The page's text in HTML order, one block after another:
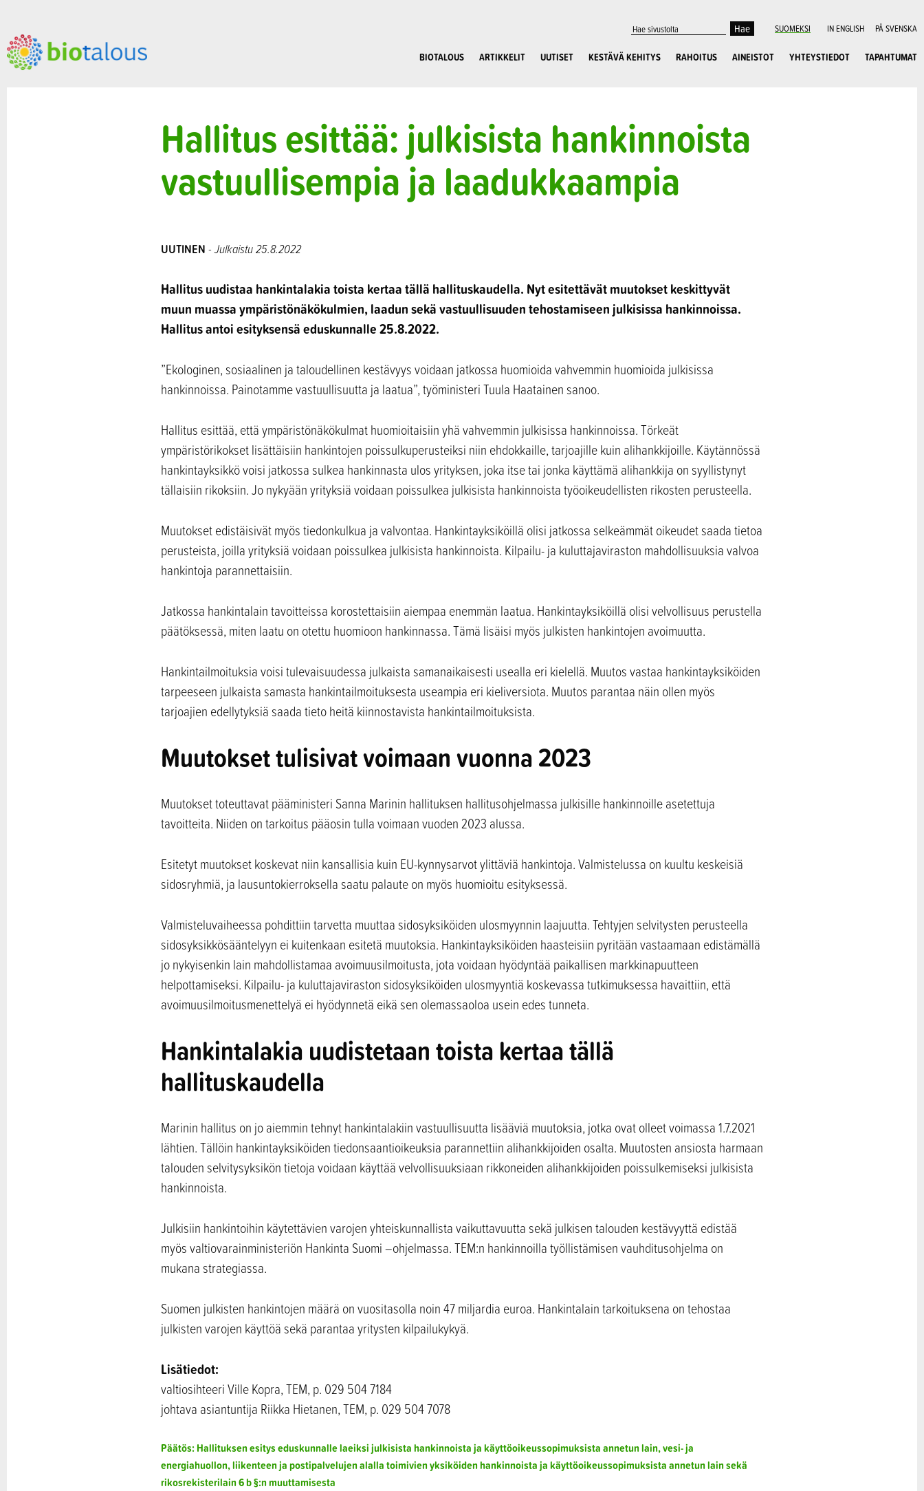
SUOMEKSI IN ENGLISH PÅ SVENSKA
BIOTALOUS ARTIKKELIT UUTISET KESTÄVÄ KEHITYS RAHOITUS AINEISTOT YHTEYSTIEDOT TAPAHTUMAT
Hallitus esittää: julkisista hankinnoista
vastuullisempia ja laadukkaampia
UUTINEN - Julkaistu 25.8.2022
Hallitus uudistaa hankintalakia toista kertaa tällä hallituskaudella. Nyt esitettävät muutokset keskittyvät
muun muassa ympäristönäkökulmien, laadun sekä vastuullisuuden tehostamiseen julkisissa hankinnoissa.
Hallitus antoi esityksensä eduskunnalle 25.8.2022.
”Ekologinen, sosiaalinen ja taloudellinen kestävyys voidaan jatkossa huomioida vahvemmin huomioida julkisissa
hankinnoissa. Painotamme vastuullisuutta ja laatua”, työministeri Tuula Haatainen sanoo.
Hallitus esittää, että ympäristönäkökulmat huomioitaisiin yhä vahvemmin julkisissa hankinnoissa. Törkeät
ympäristörikokset lisättäisiin hankintojen poissulkuperusteiksi niin ehdokkaille, tarjoajille kuin alihankkijoille. Käytännössä
hankintayksikkö voisi jatkossa sulkea hankinnasta ulos yrityksen, joka itse tai jonka käyttämä alihankkija on syyllistynyt
tällaisiin rikoksiin. Jo nykyään yrityksiä voidaan poissulkea julkisista hankinnoista työoikeudellisten rikosten perusteella.
Muutokset edistäisivät myös tiedonkulkua ja valvontaa. Hankintayksiköillä olisi jatkossa selkeämmät oikeudet saada tietoa
perusteista, joilla yrityksiä voidaan poissulkea julkisista hankinnoista. Kilpailu- ja kuluttajaviraston mahdollisuuksia valvoa
hankintoja parannettaisiin.
Jatkossa hankintalain tavoitteissa korostettaisiin aiempaa enemmän laatua. Hankintayksiköillä olisi velvollisuus perustella
päätöksessä, miten laatu on otettu huomioon hankinnassa. Tämä lisäisi myös julkisten hankintojen avoimuutta.
Hankintailmoituksia voisi tulevaisuudessa julkaista samanaikaisesti usealla eri kielellä. Muutos vastaa hankintayksiköiden
tarpeeseen julkaista samasta hankintailmoituksesta useampia eri kieliversiota. Muutos parantaa näin ollen myös
tarjoajien edellytyksiä saada tieto heitä kiinnostavista hankintailmoituksista.
Muutokset tulisivat voimaan vuonna 2023
Muutokset toteuttavat pääministeri Sanna Marinin hallituksen hallitusohjelmassa julkisille hankinnoille asetettuja
tavoitteita. Niiden on tarkoitus pääosin tulla voimaan vuoden 2023 alussa.
Esitetyt muutokset koskevat niin kansallisia kuin EU-kynnysarvot ylittäviä hankintoja. Valmistelussa on kuultu keskeisiä
sidosryhmiä, ja lausuntokierroksella saatu palaute on myös huomioitu esityksessä.
Valmisteluvaiheessa pohdittiin tarvetta muuttaa sidosyksiköiden ulosmyynnin laajuutta. Tehtyjen selvitysten perusteella
sidosyksikkösääntelyyn ei kuitenkaan esitetä muutoksia. Hankintayksiköiden haasteisiin pyritään vastaamaan edistämällä
jo nykyisenkin lain mahdollistamaa avoimuusilmoitusta, jota voidaan hyödyntää paikallisen markkinapuutteen
helpottamiseksi. Kilpailu- ja kuluttajaviraston sidosyksiköiden ulosmyyntiä koskevassa tutkimuksessa havaittiin, että
avoimuusilmoitusmenettelyä ei hyödynnetä eikä sen olemassaoloa usein edes tunneta.
Hankintalakia uudistetaan toista kertaa tällä
hallituskaudella
Marinin hallitus on jo aiemmin tehnyt hankintalakiin vastuullisuutta lisääviä muutoksia, jotka ovat olleet voimassa 1.7.2021
lähtien. Tällöin hankintayksiköiden tiedonsaantioikeuksia parannettiin alihankkijoiden osalta. Muutosten ansiosta harmaan
talouden selvitysyksikön tietoja voidaan käyttää velvollisuuksiaan rikkoneiden alihankkijoiden poissulkemiseksi julkisista
hankinnoista.
Julkisiin hankintoihin käytettävien varojen yhteiskunnallista vaikuttavuutta sekä julkisen talouden kestävyyttä edistää
myös valtiovarainministeriön Hankinta Suomi –ohjelmassa. TEM:n hankinnoilla työllistämisen vauhditusohjelma on
mukana strategiassa.
Suomen julkisten hankintojen määrä on vuositasolla noin 47 miljardia euroa. Hankintalain tarkoituksena on tehostaa
julkisten varojen käyttöä sekä parantaa yritysten kilpailukykyä.
Lisätiedot:
valtiosihteeri Ville Kopra, TEM, p. 029 504 7184
johtava asiantuntija Riikka Hietanen, TEM, p. 029 504 7078
Päätös: Hallituksen esitys eduskunnalle laeiksi julkisista hankinnoista ja käyttöoikeussopimuksista annetun lain, vesi- ja
energiahuollon, liikenteen ja postipalvelujen alalla toimivien yksiköiden hankinnoista ja käyttöoikeussopimuksista annetun lain sekä
rikosrekisterilain 6 b §:n muuttamisesta